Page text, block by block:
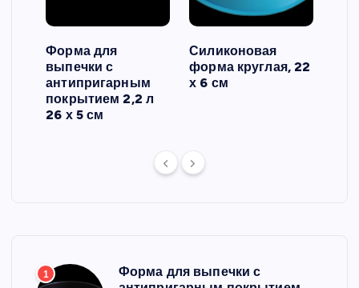
Форма для
выпечки с
антипригарным
покрытием 2,2 л
26 х 5 см
Силиконовая
форма круглая, 22
х 6 см
1
Форма для выпечки с